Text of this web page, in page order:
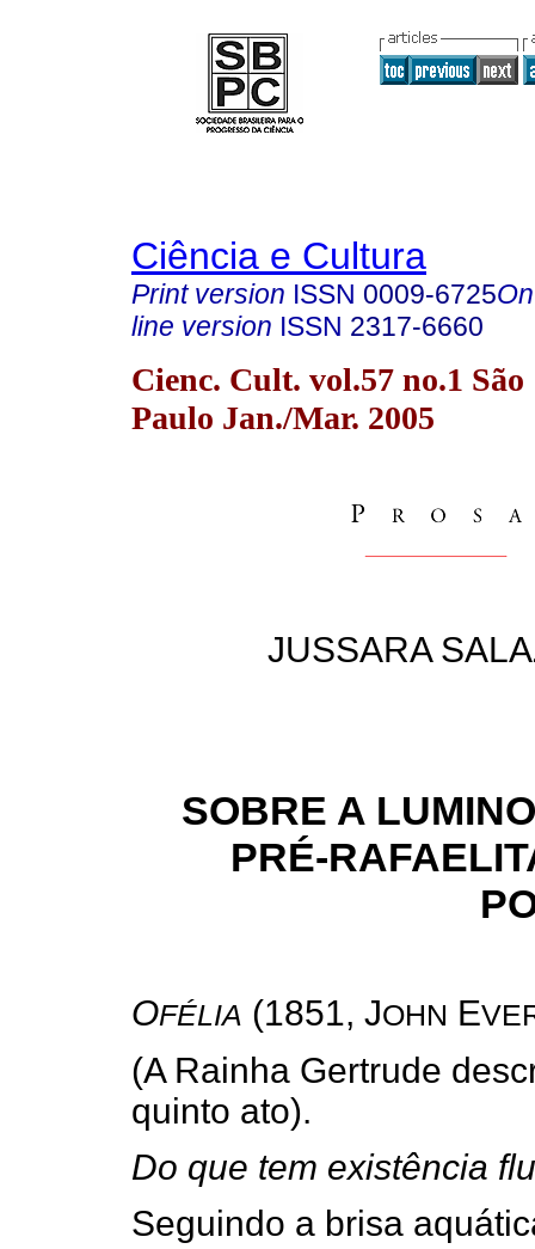
Ciência e Cultura
Print version ISSN 0009-6725
line version ISSN 2317-6660
Cienc. Cult. vol.57 no.1 São
Paulo Jan./Mar. 2005
JUSSARA
SOBRE A
PRÉ-
OFÉLIA (1851, JOHN E
(A Rainha Gertrude
quinto ato).
Do que tem existência
Seguindo a brisa